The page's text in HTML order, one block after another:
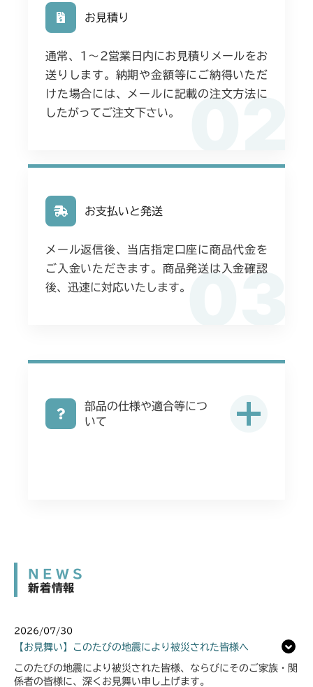
02
お見積り
通常、1〜2営業日内にお見積りメールをお
送りします。納期や金額等にご納得いただ
けた場合には、メールに記載の注文方法に
したがってご注文下さい。
03
お支払いと発送
メール返信後、当店指定口座に商品代金を
ご入金いただきます。商品発送は入金確認
後、迅速に対応いたします。
部品の仕様や適合等につ
いて
NEWS
新着情報
2026/07/30
【お見舞い】このたびの地震により被災された皆様へ
このたびの地震により被災された皆様、ならびにそのご家族・関
係者の皆様に、深くお見舞い申し上げます。